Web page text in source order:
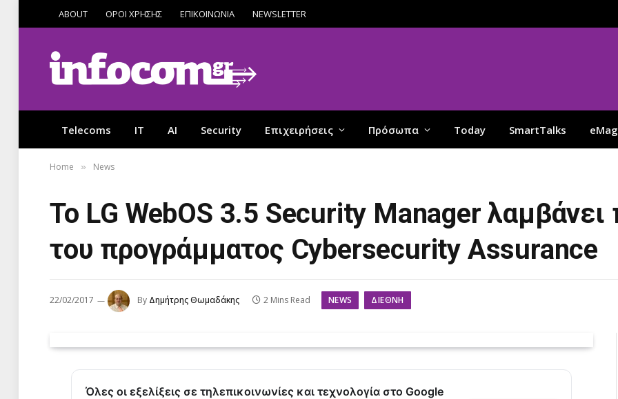
ABOUT ΟΡΟΙ ΧΡΗΣΗΣ ΕΠΙΚΟΙΝΩΝΙΑ NEWSLETTER
Telecoms IT AI Security Επιχειρήσεις Πρόσωπα Today SmartTalks
Home » News
Το LG WebOS 3.5 Security Manager λαμβάνει
του προγράμματος Cybersecurity Assurance
22/02/2017 By Δημήτρης Θωμαδάκης 2 Mins Read NEWS ΔΙΕΘΝΉ
Όλες οι εξελίξεις σε τηλεπικοινωνίες και τεχνολογία στο Google